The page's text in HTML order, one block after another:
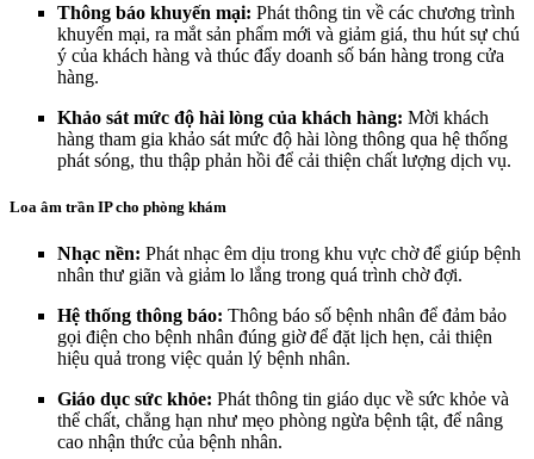
Thông báo khuyến mại: Phát thông tin về các chương trình
khuyến mại, ra mắt sản phẩm mới và giảm giá, thu hút sự chú
ý của khách hàng và thúc đẩy doanh số bán hàng trong cửa
hàng.
Khảo sát mức độ hài lòng của khách hàng: Mời khách
hàng tham gia khảo sát mức độ hài lòng thông qua hệ thống
phát sóng, thu thập phản hồi để cải thiện chất lượng dịch vụ.
Loa âm trần IP cho phòng khám
Nhạc nền: Phát nhạc êm dịu trong khu vực chờ để giúp bệnh
nhân thư giãn và giảm lo lắng trong quá trình chờ đợi.
Hệ thống thông báo: Thông báo số bệnh nhân để đảm bảo
gọi điện cho bệnh nhân đúng giờ để đặt lịch hẹn, cải thiện
hiệu quả trong việc quản lý bệnh nhân.
Giáo dục sức khỏe: Phát thông tin giáo dục về sức khỏe và
thể chất, chẳng hạn như mẹo phòng ngừa bệnh tật, để nâng
cao nhận thức của bệnh nhân.